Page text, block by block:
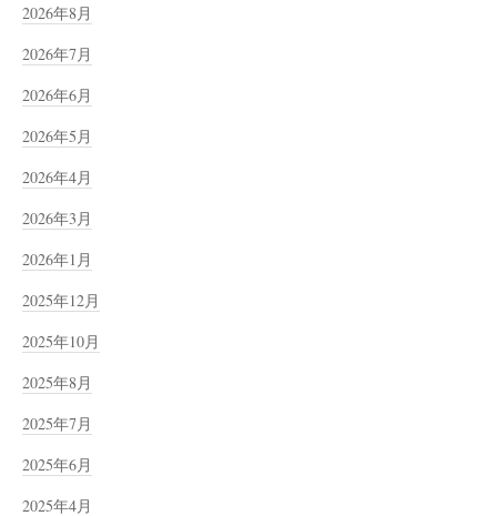
2026年8月
2026年7月
2026年6月
2026年5月
2026年4月
2026年3月
2026年1月
2025年12月
2025年10月
2025年8月
2025年7月
2025年6月
2025年4月